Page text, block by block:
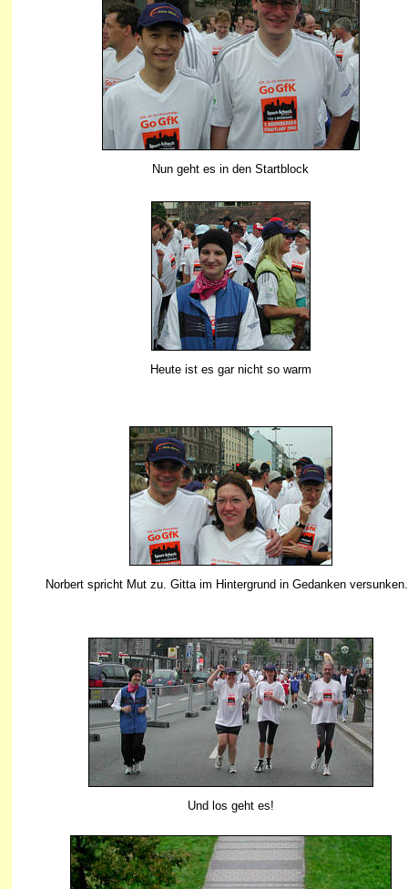
Nun geht es in den Startblock
Heute ist es gar nicht so warm
Norbert spricht Mut zu. Gitta im Hintergrund in Gedanken
Und los geht es!